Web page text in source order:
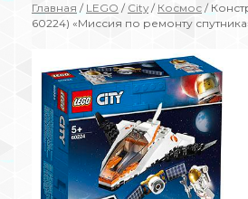
Главная / LEGO / City/ Космос /
60224) «Миссия по ремонту